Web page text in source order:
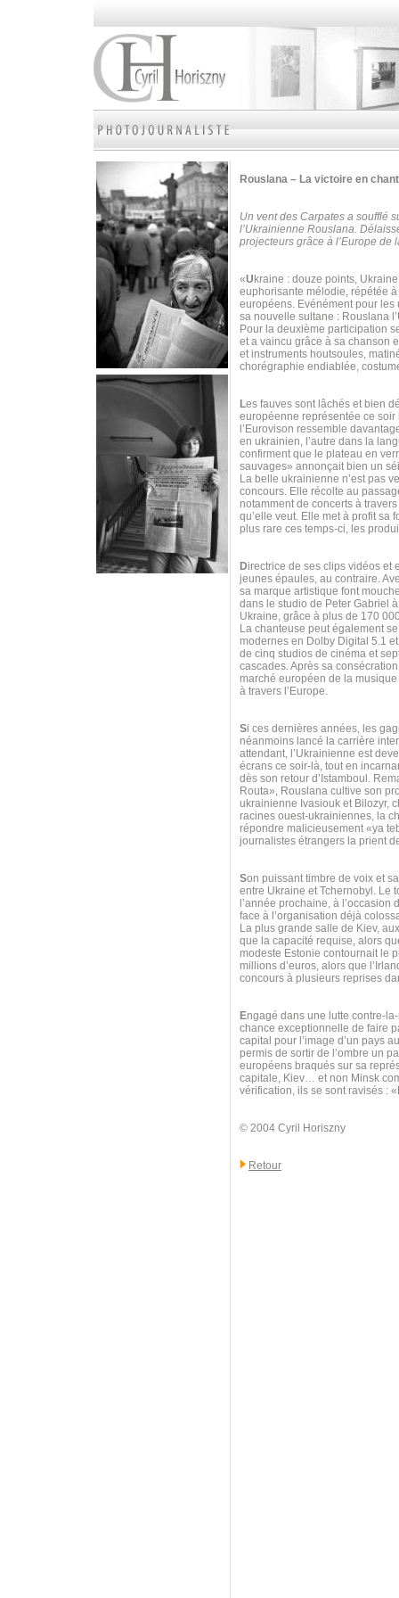
Rouslana – La victoire en
Un vent des Carpates a soufflé
l’Ukrainienne Rouslana.
projecteurs grâce à l’Europe
«U kraine : douze points,
euphorisante mélodie, répétée
européens. Evénément pour les
sa nouvelle sultane : Rouslana
Pour la deuxième participation
et a vaincu grâce à sa chanson
et instruments houtsoules,
chorégraphie endiablée,
Les fauves sont lâchés et bien
européenne représentée ce
l’Eurovison ressemble
en ukrainien, l’autre dans la
confirment que le plateau en
sauvages» annonçait bien un
La belle ukrainienne n’est pas
concours. Elle récolte au
notamment de concerts à
qu’elle veut. Elle met à profit sa
plus rare ces temps-ci, les
Directrice de ses clips vidéos et
jeunes épaules, au contraire.
sa marque artistique font
dans le studio de Peter Gabriel
Ukraine, grâce à plus de 170
La chanteuse peut également
modernes en Dolby Digital 5.1
de cinq studios de cinéma et
cascades. Après sa
marché européen de la
à travers l’Europe.
Si ces dernières années, les
néanmoins lancé la carrière
attendant, l’Ukrainienne est
écrans ce soir-là, tout en
dès son retour d’Istamboul.
Routa», Rouslana cultive son
ukrainienne Ivasiouk et Bilozyr,
racines ouest-ukrainiennes, la
répondre malicieusement «ya
journalistes étrangers la prient
Son puissant timbre de voix et
entre Ukraine et Tchernobyl. Le
l’année prochaine, à
face à l’organisation déjà
La plus grande salle de Kiev,
que la capacité requise, alors
modeste Estonie contournait le
millions d’euros, alors que
concours à plusieurs reprises
Engagé dans une lutte contre-
chance exceptionnelle de faire
capital pour l’image d’un pays
permis de sortir de l’ombre un
européens braqués sur sa
capitale, Kiev… et non Minsk
vérification, ils se sont ravisés :
© 2004 Cyril Horiszny
Retour